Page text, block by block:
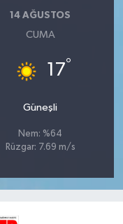
14 AĞUSTOS
CUMA
17°
Güneşli
Nem: %64
Rüzgar: 7.69 m/s